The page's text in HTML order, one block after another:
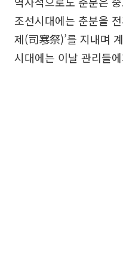
조선시대에는 춘분을
제(司寒祭)’를 지내며
시대에는 이날 관리들